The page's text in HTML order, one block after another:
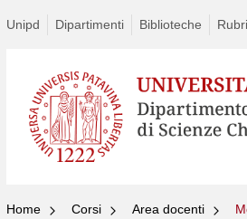
Unipd Dipartimenti Biblioteche
Home Corsi Area docenti